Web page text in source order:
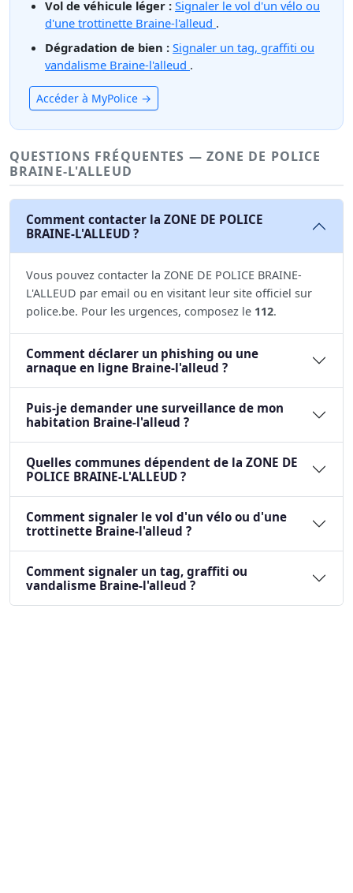
Vol de véhicule léger : Signaler le vol d'un vélo ou
d'une trottinette Braine-l'alleud .
Dégradation de bien : Signaler un tag, graffiti ou
vandalisme Braine-l'alleud .
Accéder à MyPolice →
QUESTIONS FRÉQUENTES — ZONE DE POLICE
BRAINE-L'ALLEUD
Comment contacter la ZONE DE POLICE
BRAINE-L'ALLEUD ?
Vous pouvez contacter la ZONE DE POLICE BRAINE-
L'ALLEUD par email ou en visitant leur site officiel sur
police.be. Pour les urgences, composez le 112.
Comment déclarer un phishing ou une
arnaque en ligne Braine-l'alleud ?
Puis-je demander une surveillance de mon
habitation Braine-l'alleud ?
Quelles communes dépendent de la ZONE DE
POLICE BRAINE-L'ALLEUD ?
Comment signaler le vol d'un vélo ou d'une
trottinette Braine-l'alleud ?
Comment signaler un tag, graffiti ou
vandalisme Braine-l'alleud ?